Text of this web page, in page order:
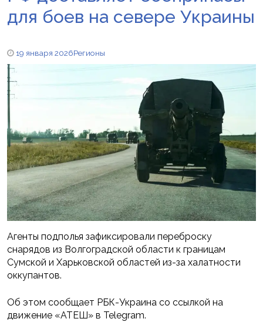
для боев на севере Украины
19 января 2026Регионы
Агенты подполья зафиксировали переброску
снарядов из Волгоградской области к границам
Сумской и Харьковской областей из-за халатности
оккупантов.
Об этом сообщает РБК-Украина со ссылкой на
движение «АТЕШ» в Telegram.